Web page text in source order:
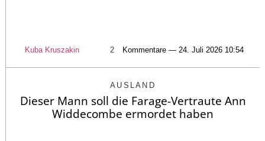
Kuba Kruszakin 2 Kommentare — 24. Juli 2026 10:54
AUSLAND
Dieser Mann soll die Farage-Vertraute Ann
Widdecombe ermordet haben